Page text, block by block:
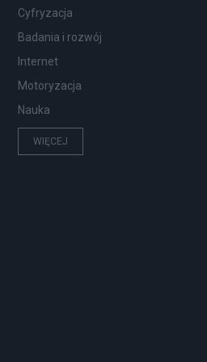
Cyfryzacja
Badania i rozwój
Internet
Motoryzacja
Nauka
WIĘCEJ